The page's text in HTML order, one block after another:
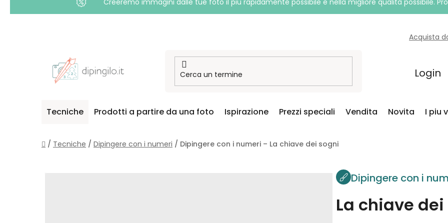
Creeremo immagini dalle tue foto il più rapidamente possibile e nella migliore qualità possibile.
Acquista
Login
Tecniche Prodotti a partire da una foto Ispirazione Prezzi speciali Vendita Novita I piu
Casa
/ Tecniche / Dipingere con i numeri / Dipingere con i numeri – La chiave dei sogni
Dipingere con i
La chiave